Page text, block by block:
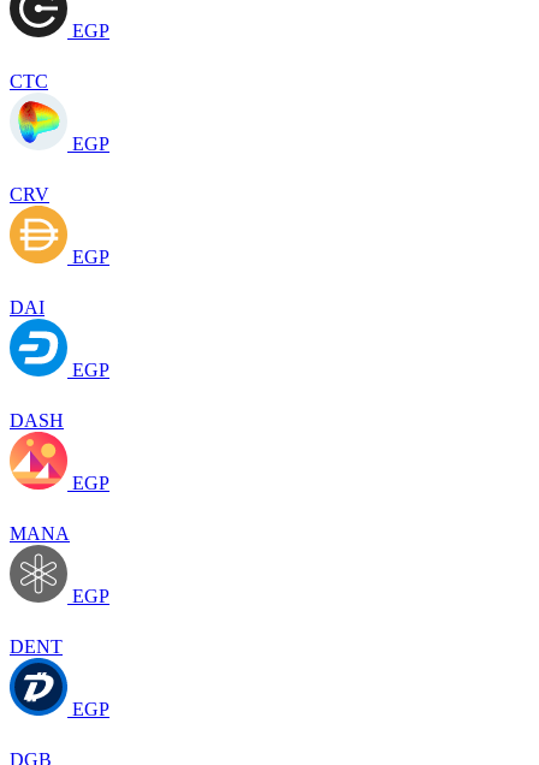
EGP
CTC
EGP
CRV
EGP
DAI
EGP
DASH
EGP
MANA
EGP
DENT
EGP
DGB